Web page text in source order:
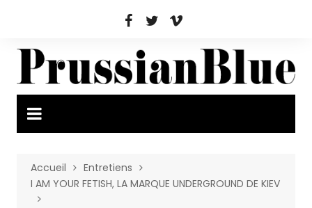
Accueil
Entretiens
I AM YOUR FETISH, LA MARQUE UNDERGROUND DE KIEV